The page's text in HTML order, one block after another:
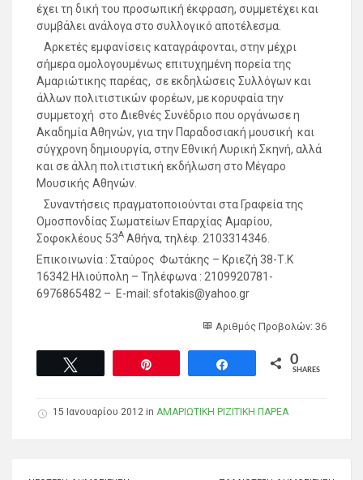
έχει τη δική του προσωπική έκφραση, συμμετέχει και
συμβάλει ανάλογα στο συλλογικό αποτέλεσμα.
Αρκετές εμφανίσεις καταγράφονται, στην μέχρι
σήμερα ομολογουμένως επιτυχημένη πορεία της
Αμαριώτικης παρέας, σε εκδηλώσεις Συλλόγων και
άλλων πολιτιστικών φορέων, με κορυφαία την
συμμετοχή στο Διεθνές Συνέδριο που οργάνωσε η
Ακαδημία Αθηνών, για την Παραδοσιακή μουσική και
σύγχρονη δημιουργία, στην Εθνική Λυρική Σκηνή, αλλά
και σε άλλη πολιτιστική εκδήλωση στο Μέγαρο
Μουσικής Αθηνών.
Συναντήσεις πραγματοποιούνται στα Γραφεία της
Ομοσπονδίας Σωματείων Επαρχίας Αμαρίου,
Σοφοκλέους 53Α Αθήνα, τηλέφ. 2103314346.
Επικοινωνία : Σταύρος Φωτάκης – Κριεζή 38-Τ.Κ
16342 Ηλιούπολη – Τηλέφωνα : 2109920781-
6976865482 – Ε-mail: sfotakis@yahoo.gr
Αριθμός Προβολών: 36
0
SHARES
15 Ιανουαρίου 2012 in ΑΜΑΡΙΩΤΙΚΗ ΡΙΖΙΤΙΚΗ ΠΑΡΕΑ